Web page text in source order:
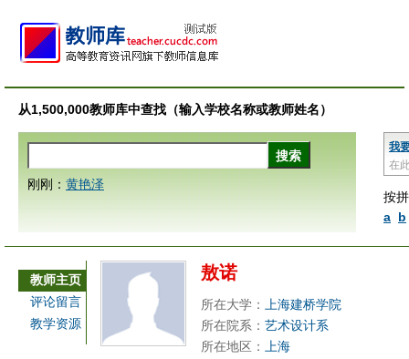
从1,500,000教师库中查找（输入学校名称或教师姓名）
我
在
按
a b
刚刚： 黄艳泽
教师主页
评论留言
教学资源
敖诺
所在大学：
上海建桥学院
所在院系： 艺术设计系
所在地区：
上海